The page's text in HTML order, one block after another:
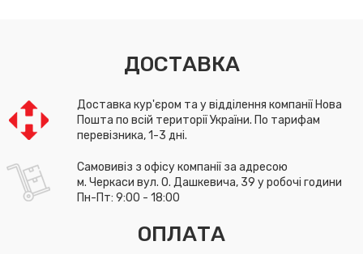
ДОСТАВКА
Доставка кур'єром та у відділення компанії Нова
Пошта по всій території України. По тарифам
перевізника, 1-3 дні.
Самовивіз з офісу компанії за адресою
м. Черкаси вул. О. Дашкевича, 39 у робочі години
Пн-Пт: 9:00 - 18:00
ОПЛАТА